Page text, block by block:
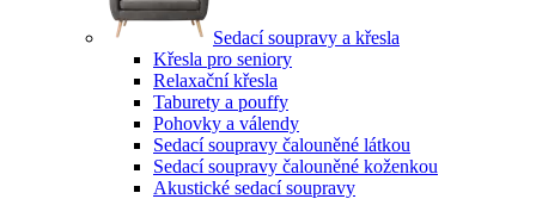
Sedací soupravy a křesla
Křesla pro seniory
Relaxační křesla
Taburety a pouffy
Pohovky a válendy
Sedací soupravy čalouněné látkou
Sedací soupravy čalouněné koženkou
Akustické sedací soupravy